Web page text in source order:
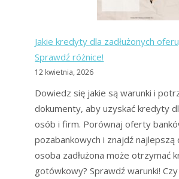
bezpieczniejsze
wyjścia
z
długów
Jakie kredyty dla zadłużonych
Sprawdź różnice!
12 kwietnia, 2026
Dowiedz się jakie są warunki i
dokumenty, aby uzyskać kredyty
osób i firm. Porównaj oferty
pozabankowych i znajdź najlepszą
osoba zadłużona może otrzymać
gotówkowy? Sprawdź warunki!